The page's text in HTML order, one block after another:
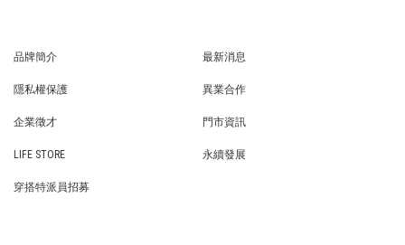
品牌簡介
最新消息
隱私權保護
異業合作
企業徵才
門市資訊
LIFE STORE
永續發展
穿搭特派員招募